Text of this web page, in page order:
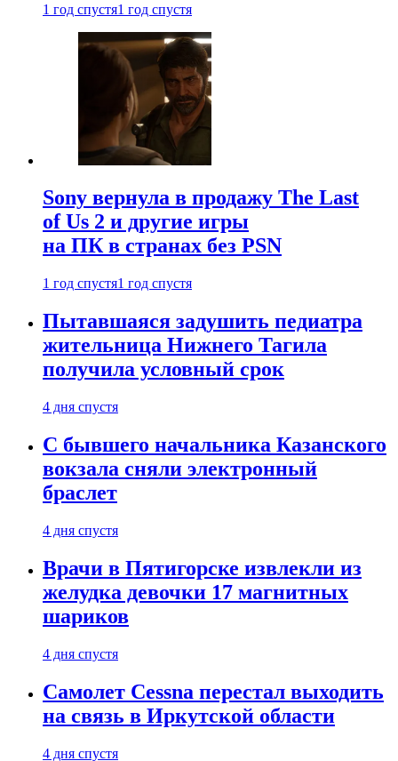
1 год спустя1 год спустя
Sony вернула в продажу The Last
of Us 2 и другие игры
на ПК в странах без PSN
1 год спустя1 год спустя
Пытавшаяся задушить педиатра
жительница Нижнего Тагила
получила условный срок
4 дня спустя
С бывшего начальника Казанского
вокзала сняли электронный
браслет
4 дня спустя
Врачи в Пятигорске извлекли из
желудка девочки 17 магнитных
шариков
4 дня спустя
Самолет Cessna перестал выходить
на связь в Иркутской области
4 дня спустя